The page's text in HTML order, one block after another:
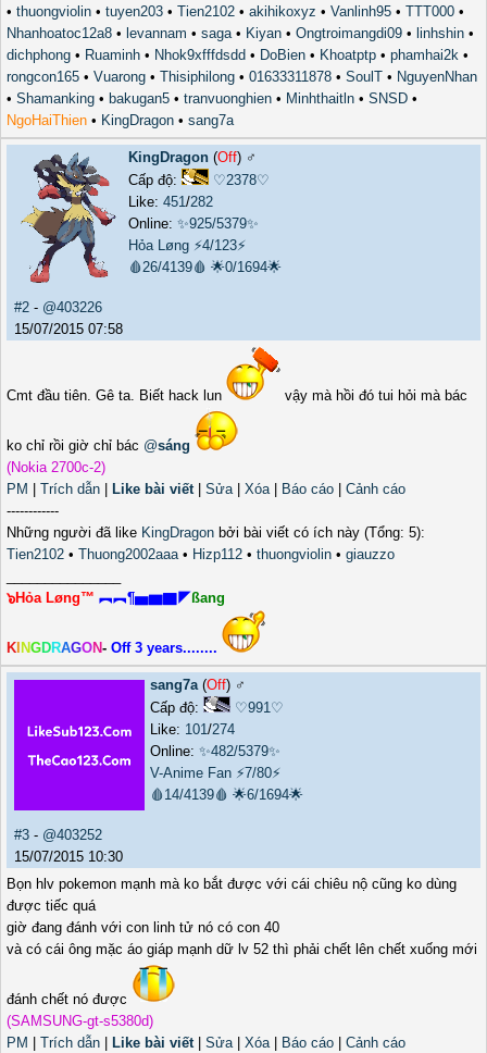
• thuongviolin • tuyen203 • Tien2102 • akihikoxyz • Vanlinh95 • TTT000 •
Nhanhoatoc12a8 • levannam • saga• Kiyan • Ongtroimangdi09 • linhshin •
dichphong • Ruaminh • Nhok9xfffdsdd • DoBien • Khoatptp • phamhai2k •
rongcon165 • Vuarong • Thisiphilong • 01633311878 • SoulT • NguyenNhan
• Shamanking • bakugan5 • tranvuonghien • Minhthaitln • SNSD •
NgoHaiThien • KingDragon • sang7a
KingDragon (Off) ♂️
Cấp độ:
♡2378♡
Like:451/282
Online:✨925/5379✨
Hỏa Løng ⚡4/123⚡
🩸26/4139🩸 🌟0/1694🌟
#2 - @403226
15/07/2015 07:58
Cmt đầu tiên. Gê ta. Biết hack lun vậy mà hồi đó tui hỏi mà bác
ko chỉ rồi giờ chỉ bác @sáng
(Nokia 2700c-2)
PM
Trích dẫn Like bài viết| Sửa| Xóa| Báo cáo
Cảnh cáo
------------
Những người đã like KingDragon bởi bài viết có ích này (Tổng: 5):
Tien2102 • Thuong2002aaa• Hizp112 • thuongviolin • giauzzo
๖Hỏa Løng™ ︻︻¶▅▆▇◤ßang
K NGDRAGON- Off 3 years........
sang7a(Off) ♂️
Cấp độ:
♡991♡
Like: 101/274
Online: ✨482/5379✨
V-Anime Fan ⚡7/80⚡
🩸14/4139🩸 🌟6/1694🌟
#3 - @403252
15/07/2015 10:30
Bọn hlv pokemon mạnh mà ko bắt được với cái chiêu nộ cũng ko dùng
được tiếc quá
giờ đang đánh với con linh tử nó có con 40
và có cái ông mặc áo giáp mạnh dữ lv 52 thì phải chết lên chết xuống mới
đánh chết nó được
(SAMSUNG-gt-s5380d)
PM
Trích dẫn Like bài viết| Sửa| Xóa| Báo cáo
Cảnh cáo